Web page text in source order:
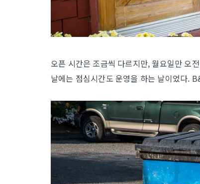
오픈 시간은 조금씩 다르지만, 월요일만 오
날에는 점심시간도 운영을 하는 날이었다.